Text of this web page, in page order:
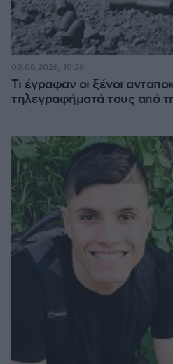
Τι έγραφαν οι ξένοι
τηλεγραφήματά τους από
08.08.2026, 10:26